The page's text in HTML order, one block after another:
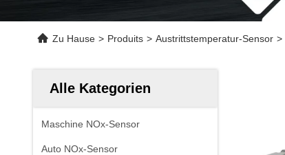
Zu Hause > Produits > Austrittstemperatur-Sensor >
Alle Kategorien
Maschine NOx-Sensor
Auto NOx-Sensor